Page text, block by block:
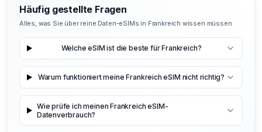
Häufig gestellte Fragen
Alles, was Sie über reine Daten-eSIMs in Frankreich wissen müssen
Welche eSIM ist die beste für Frankreich?
Warum funktioniert meine Frankreich eSIM nicht richtig?
Wie prüfe ich meinen Frankreich eSIM-
Datenverbrauch?